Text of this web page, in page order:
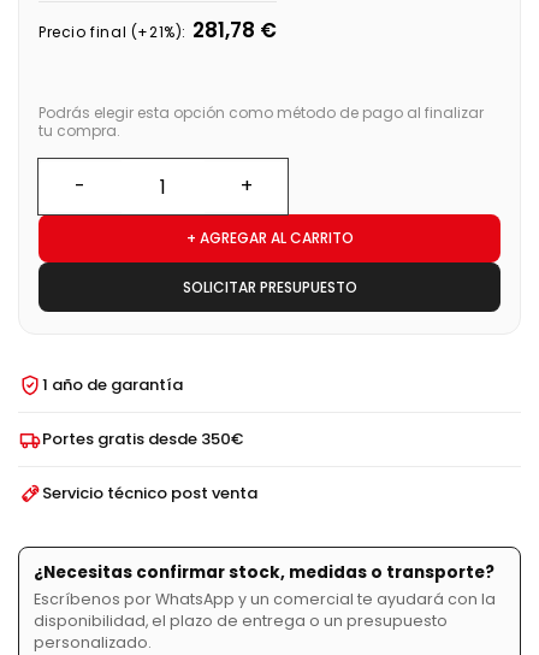
Precio final (+21%): 281,78 €
Podrás elegir esta opción como método de pago al finalizar
tu compra.
+ AGREGAR AL CARRITO
SOLICITAR PRESUPUESTO
1 año de garantía
Portes gratis desde 350€
Servicio técnico post venta
¿Necesitas confirmar stock, medidas o transporte?
Escríbenos por WhatsApp y un comercial te ayudará con la
disponibilidad, el plazo de entrega o un presupuesto
personalizado.